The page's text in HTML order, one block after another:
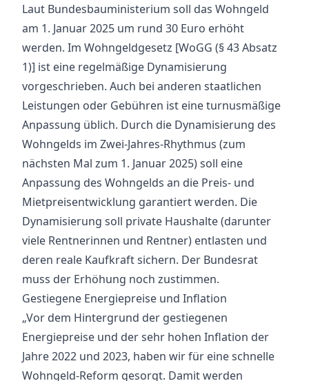
Laut Bundesbauministerium soll das Wohngeld
am 1. Januar 2025 um rund 30 Euro erhöht
werden. Im Wohngeldgesetz [WoGG (§ 43 Absatz
1)] ist eine regelmäßige Dynamisierung
vorgeschrieben. Auch bei anderen staatlichen
Leistungen oder Gebühren ist eine turnusmäßige
Anpassung üblich. Durch die Dynamisierung des
Wohngelds im Zwei-Jahres-Rhythmus (zum
nächsten Mal zum 1. Januar 2025) soll eine
Anpassung des Wohngelds an die Preis- und
Mietpreisentwicklung garantiert werden. Die
Dynamisierung soll private Haushalte (darunter
viele Rentnerinnen und Rentner) entlasten und
deren reale Kaufkraft sichern. Der Bundesrat
muss der Erhöhung noch zustimmen.
Gestiegene Energiepreise und Inflation
„Vor dem Hintergrund der gestiegenen
Energiepreise und der sehr hohen Inflation der
Jahre 2022 und 2023, haben wir für eine schnelle
Wohngeld-Reform gesorgt. Damit werden